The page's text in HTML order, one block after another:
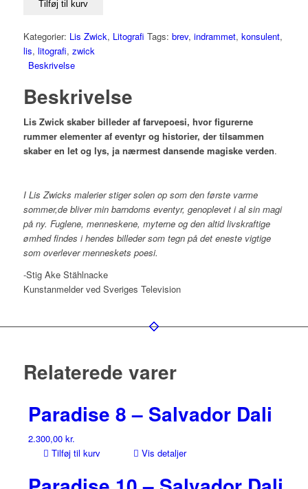
Tilføj til kurv
Kategorier: Lis Zwick, Litografi Tags: brev, indrammet, konsulent,
lis, litografi, zwick
Beskrivelse
Beskrivelse
Lis Zwick skaber billeder af farvepoesi, hvor figurerne
rummer elementer af eventyr og historier, der tilsammen
skaber en let og lys, ja nærmest dansende magiske verden.
I Lis Zwicks malerier stiger solen op som den første varme
sommer,de bliver min barndoms eventyr, genoplevet i al sin magi
på ny. Fuglene, menneskene, myterne og den altid livskraftige
ømhed findes i hendes billeder som tegn på det eneste vigtige
som overlever menneskets poesi.
-Stig Ake Stählnacke
Kunstanmelder ved Sveriges Television
Relaterede varer
Paradise 8 – Salvador Dali
2.300,00 kr.
Tilføj til kurv
Vis detaljer